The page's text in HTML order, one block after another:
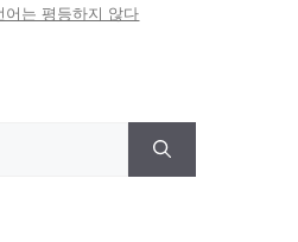
어는 평등하지 않다